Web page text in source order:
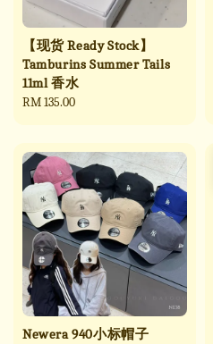
【现货 Ready Stock】
Tamburins Summer Tails
11ml 香水
Regular
RM 135.00
Newera 940小标帽子